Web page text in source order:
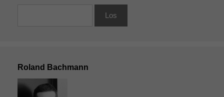
Roland Bachmann